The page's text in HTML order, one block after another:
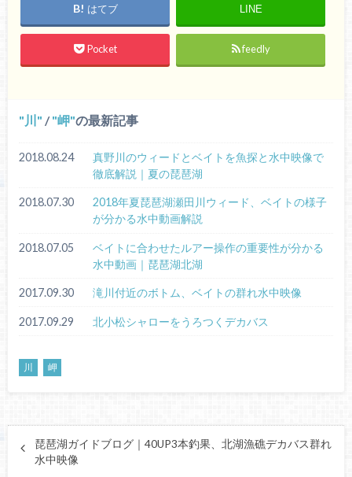
はてブ LINE
Pocket feedly
川 / 岬 の最新記事
2018.08.24
真野川のウィードとベイトを魚探と水中映像で
徹底解説｜夏の琵琶湖
2018.07.30
2018年夏琵琶湖瀬田川ウィード、ベイトの様子
が分かる水中動画解説
2018.07.05
ベイトに合わせたルアー操作の重要性が分かる
水中動画｜琵琶湖北湖
2017.09.30 滝川付近のボトム、ベイトの群れ水中映像
2017.09.29 北小松シャローをうろつくデカバス
川 岬
琵琶湖ガイドブログ｜40UP3本釣果、北湖漁礁デカバス群れ
水中映像